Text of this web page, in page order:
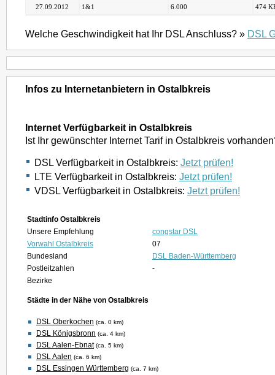
27.09.2012 1&1 6.000 474
Welche Geschwindigkeit hat Ihr DSL Anschluss? » DSL
Infos zu Internetanbietern in Ostalbkreis
Internet Verfügbarkeit in Ostalbkreis
Ist Ihr gewünschter Internet Tarif in Ostalbkreis
DSL Verfügbarkeit in Ostalbkreis: Jetzt prüfen!
LTE Verfügbarkeit in Ostalbkreis: Jetzt prüfen!
VDSL Verfügbarkeit in Ostalbkreis: Jetzt prüfen!
Stadtinfo Ostalbkreis
Unsere Empfehlung
congstar DSL
Vorwahl Ostalbkreis
07
Bundesland
DSL Baden-Württemberg
Postleitzahlen
-
Bezirke
Städte in der Nähe von Ostalbkreis
DSL Oberkochen (ca. 0 km)
DSL Königsbronn (ca. 4 km)
DSL Aalen-Ebnat (ca. 5 km)
DSL Aalen (ca. 6 km)
DSL Essingen Württemberg (ca. 7 km)